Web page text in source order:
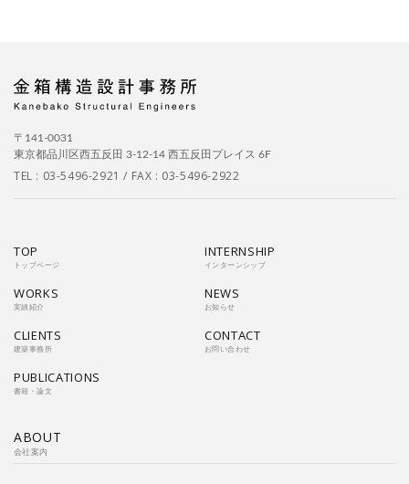
〒141-0031
東京都品川区西五反田 3-12-14 西五反田プレイス 6F
TEL : 03-5496-2921 / FAX : 03-5496-2922
TOP
トップページ
WORKS
実績紹介
CLIENTS
建築事務所
PUBLICATIONS
書籍・論文
INTERNSHIP
インターンシップ
NEWS
お知らせ
CONTACT
お問い合わせ
ABOUT
会社案内